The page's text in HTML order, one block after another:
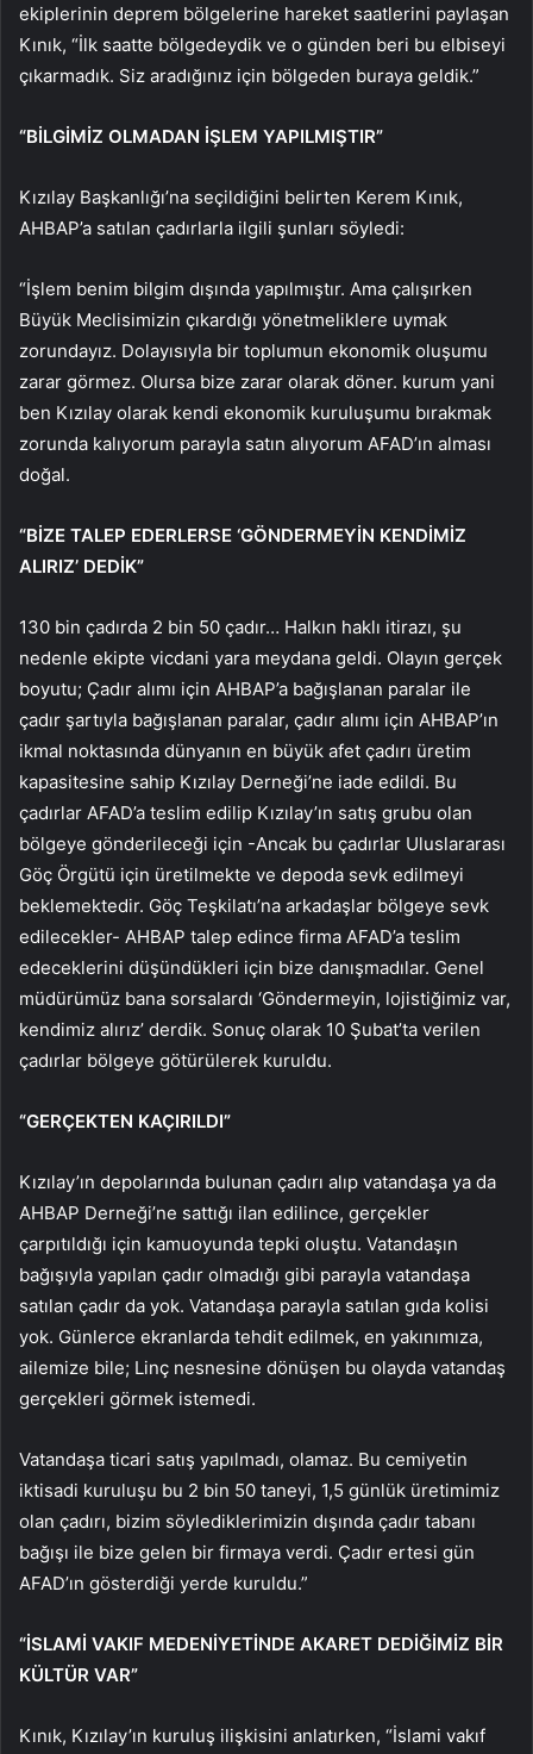
ekiplerinin deprem bölgelerine hareket saatlerini paylaşan
Kınık, “İlk saatte bölgedeydik ve o günden beri bu elbiseyi
çıkarmadık. Siz aradığınız için bölgeden buraya geldik.”
“BİLGİMİZ OLMADAN İŞLEM YAPILMIŞTIR”
Kızılay Başkanlığı’na seçildiğini belirten Kerem Kınık,
AHBAP’a satılan çadırlarla ilgili şunları söyledi:
“İşlem benim bilgim dışında yapılmıştır. Ama çalışırken
Büyük Meclisimizin çıkardığı yönetmeliklere uymak
zorundayız. Dolayısıyla bir toplumun ekonomik oluşumu
zarar görmez. Olursa bize zarar olarak döner. kurum yani
ben Kızılay olarak kendi ekonomik kuruluşumu bırakmak
zorunda kalıyorum parayla satın alıyorum AFAD’ın alması
doğal.
“BİZE TALEP EDERLERSE ‘GÖNDERMEYİN KENDİMİZ
ALIRIZ’ DEDİK”
130 bin çadırda 2 bin 50 çadır… Halkın haklı itirazı, şu
nedenle ekipte vicdani yara meydana geldi. Olayın gerçek
boyutu; Çadır alımı için AHBAP’a bağışlanan paralar ile
çadır şartıyla bağışlanan paralar, çadır alımı için AHBAP’ın
ikmal noktasında dünyanın en büyük afet çadırı üretim
kapasitesine sahip Kızılay Derneği’ne iade edildi. Bu
çadırlar AFAD’a teslim edilip Kızılay’ın satış grubu olan
bölgeye gönderileceği için -Ancak bu çadırlar Uluslararası
Göç Örgütü için üretilmekte ve depoda sevk edilmeyi
beklemektedir. Göç Teşkilatı’na arkadaşlar bölgeye sevk
edilecekler- AHBAP talep edince firma AFAD’a teslim
edeceklerini düşündükleri için bize danışmadılar. Genel
müdürümüz bana sorsalardı ‘Göndermeyin, lojistiğimiz var,
kendimiz alırız’ derdik. Sonuç olarak 10 Şubat’ta verilen
çadırlar bölgeye götürülerek kuruldu.
“GERÇEKTEN KAÇIRILDI”
Kızılay’ın depolarında bulunan çadırı alıp vatandaşa ya da
AHBAP Derneği’ne sattığı ilan edilince, gerçekler
çarpıtıldığı için kamuoyunda tepki oluştu. Vatandaşın
bağışıyla yapılan çadır olmadığı gibi parayla vatandaşa
satılan çadır da yok. Vatandaşa parayla satılan gıda kolisi
yok. Günlerce ekranlarda tehdit edilmek, en yakınımıza,
ailemize bile; Linç nesnesine dönüşen bu olayda vatandaş
gerçekleri görmek istemedi.
Vatandaşa ticari satış yapılmadı, olamaz. Bu cemiyetin
iktisadi kuruluşu bu 2 bin 50 taneyi, 1,5 günlük üretimimiz
olan çadırı, bizim söylediklerimizin dışında çadır tabanı
bağışı ile bize gelen bir firmaya verdi. Çadır ertesi gün
AFAD’ın gösterdiği yerde kuruldu.”
“İSLAMİ VAKIF MEDENİYETİNDE AKARET DEDİĞİMİZ BİR
KÜLTÜR VAR”
Kınık, Kızılay’ın kuruluş ilişkisini anlatırken, “İslami vakıf